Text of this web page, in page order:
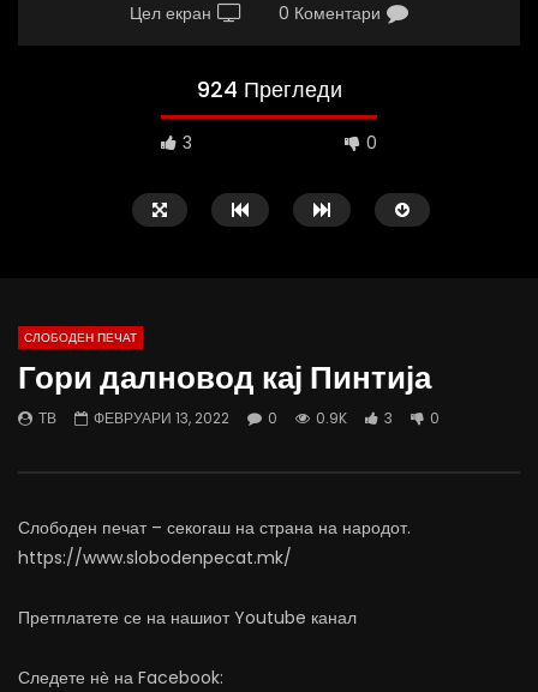
Цел екран 0 Коментари
924 Прегледи
3 0
10:25
06.08.2026
Министерство за
СЛОБОДЕН ПЕЧАТ
Гори далновод кај Пинтија
ТВ ФЕВРУАРИ 13, 2022 0 0.9K 3 0
Слободен печат – секогаш на страна на народот.
https://www.slobodenpecat.mk/
Претплатете се на нашиот Youtube канал
Следете нѐ на Facebook: